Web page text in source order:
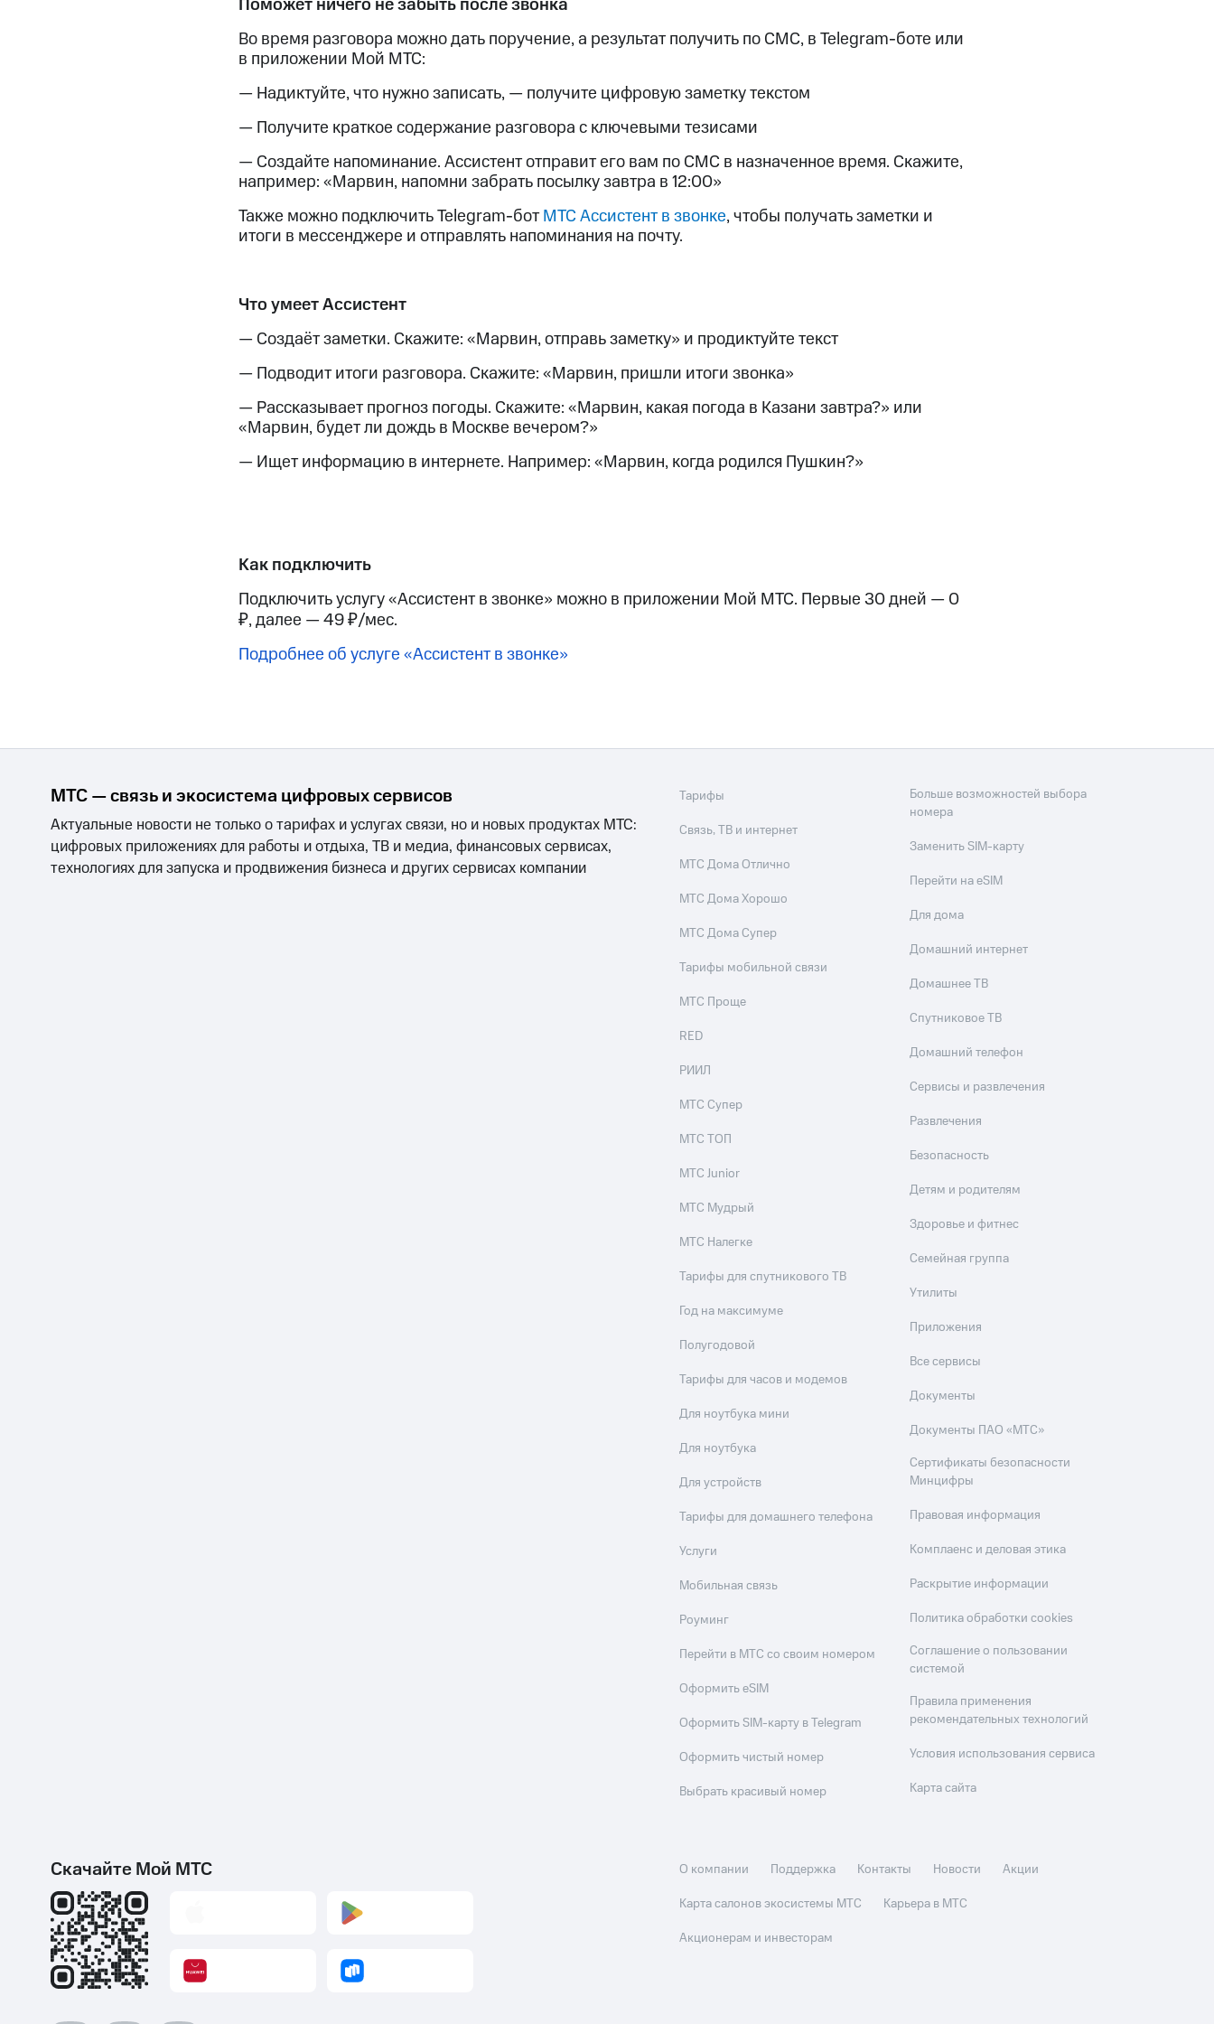
Наушники и колонки Умные часы и трекерыУмный дом
МТС Накопления
Откладывайте деньги и получайте доход 15%
Условия пополнения
Скидка 30% на связь
Обзоры товаров
Скидки до 40%
Поможет ничего не забыть после звонка
Во время разговора можно дать поручение, а результат получить по СМС, в Telegram-боте или
в приложении Мой МТС:
— Надиктуйте, что нужно записать, — получите цифровую заметку текстом
— Получите краткое содержание разговора с ключевыми тезисами
— Создайте напоминание. Ассистент отправит его вам по СМС в назначенное время. Скажите,
например: «Марвин, напомни забрать посылку завтра в 12:00»
Также можно подключить Telegram-ботМТС Ассистент в звонке, чтобы получать заметки и
итоги в мессенджере и отправлять напоминания на почту.
Что умеет Ассистент
— Создаёт заметки. Скажите: «Марвин, отправь заметку» и продиктуйте текст
— Подводит итоги разговора. Скажите: «Марвин, пришли итоги звонка»
— Рассказывает прогноз погоды. Скажите: «Марвин, какая погода в Казани завтра?» или
«Марвин, будет ли дождь в Москве вечером?»
— Ищет информацию в интернете. Например: «Марвин, когда родился Пушкин?»
Как подключить
Подключить услугу «Ассистент в звонке» можно в приложении Мой МТС. Первые 30 дней — 0
₽, далее — 49₽/мес.
Подробнее об услуге «Ассистент в звонке»
МТС — связь и экосистема цифровых сервисов
Актуальные новости не только о тарифах и услугах связи, но и новых продуктах МТС:
цифровых приложениях для работы и отдыха, ТВ и медиа, финансовых сервисах,
технологиях для запуска и продвижения бизнеса и других сервисах компании
Тарифы
Связь, ТВ и интернет
МТС Дома Отлично
МТС Дома Хорошо
МТС Дома Супер
Тарифы мобильной связи
МТС Проще
RED
РИИЛ
МТС Супер
МТС ТОП
МТС Junior
МТС Мудрый
МТС Налегке
Тарифы для спутникового ТВ
Год на максимуме
Полугодовой
Тарифы для часов и модемов
Для ноутбука мини
Для ноутбука
Для устройств
Тарифы для домашнего телефона
Услуги
Мобильная связь
Роуминг
Перейти в МТС со своим номером
Оформить eSIM
Оформить SIM-карту в Telegram
Оформить чистый номер
Выбрать красивый номер
Больше возможностей выбора
номера
Заменить SIM-карту
Перейти на eSIM
Для дома
Домашний интернет
Домашнее ТВ
Спутниковое ТВ
Домашний телефон
Сервисы и развлечения
Развлечения
Безопасность
Детям и родителям
Здоровье и фитнес
Семейная группа
Утилиты
Приложения
Все сервисы
Документы
Документы ПАО «МТС»
Сертификаты безопасности
Минцифры
Правовая информация
Комплаенс и деловая этика
Раскрытие информации
Политика обработки cookies
Соглашение о пользовании
системой
Правила применения
рекомендательных технологий
Условия использования сервиса
Карта сайта
Скачайте Мой МТС О компании Поддержка Контакты Новости
Акции
Карта салонов экосистемы МТС
Карьера в МТС
Акционерам и инвесторам